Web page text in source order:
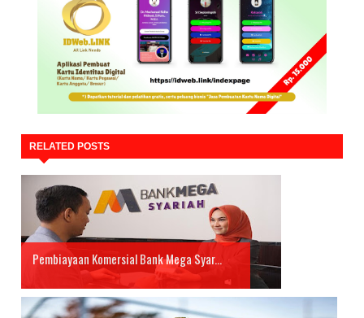
RELATED POSTS
Pembiayaan Komersial Bank Mega Syar...